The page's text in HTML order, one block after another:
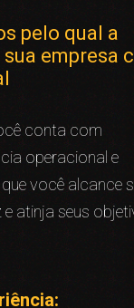
pelo qual a
empresa
conta com
operacional e
você alcance
atinja seus